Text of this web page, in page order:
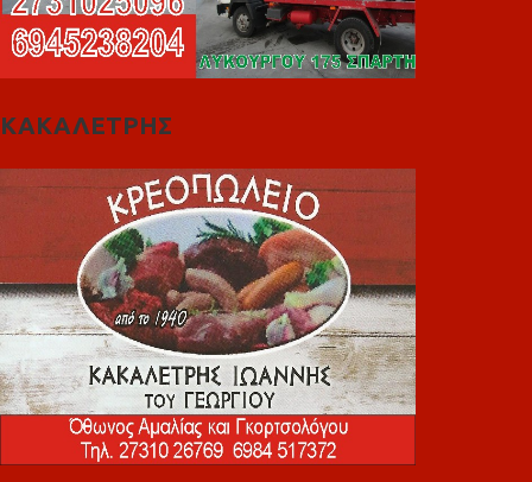
ΚΑΚΑΛΕΤΡΗΣ